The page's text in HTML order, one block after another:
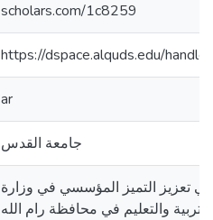
scholars.com/1c8259
https://dspace.alquds.edu/
ar
جامعة القدس
في تعزيز التميز المؤسسي في وزارة
التربية والتعليم في محافظة رام الله